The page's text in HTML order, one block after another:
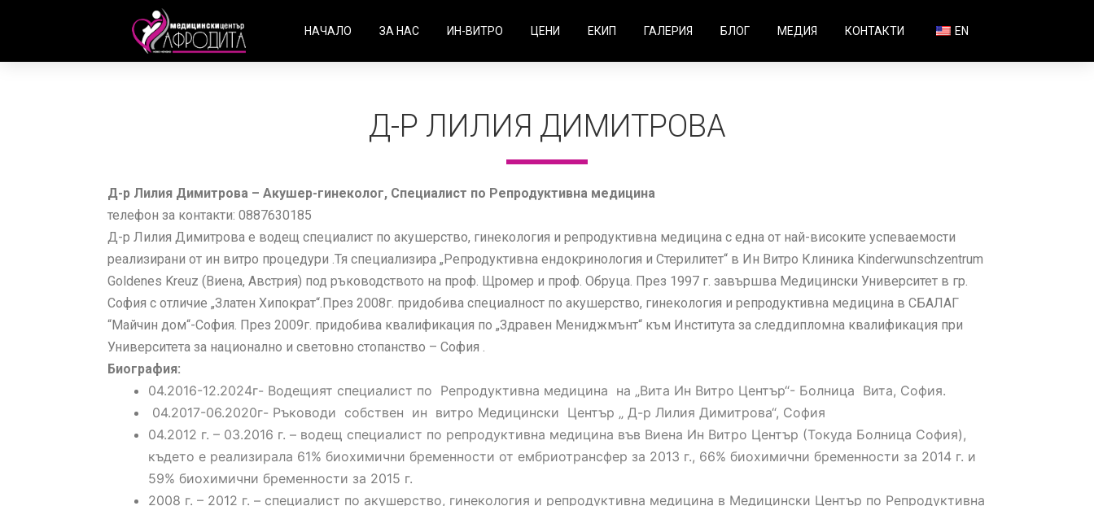
НАЧАЛО ЗА НАС ИН-ВИТРО ЦЕНИ ЕКИП ГАЛЕРИЯ БЛОГ МЕДИЯ КОНТАКТИ EN
Д-Р ЛИЛИЯ ДИМИТРОВА
Д-р Лилия Димитрова – Акушер-гинеколог, Специалист по Репродуктивна медицина
телефон за контакти: 0887630185
Д-р Лилия Димитрова е водещ специалист по акушерство, гинекология и репродуктивна медицина с една от най-високите успеваемости
реализирани от ин витро процедури .Тя специализира „Репродуктивна ендокринология и Стерилитет“ в Ин Витро Клиника Kinderwunschzentrum
Goldenes Kreuz (Виена, Австрия) под ръководството на проф. Щромер и проф. Обруца. През 1997 г. завършва Медицински Университет в гр.
София с отличие „Златен Хипократ“.През 2008г. придобива специалност по акушерство, гинекология и репродуктивна медицина в СБАЛАГ
“Майчин дом“-София. През 2009г. придобива квалификация по „Здравен Мениджмънт“ към Института за следдипломна квалификация при
Университета за национално и световно стопанство – София .
Биография:
04.2016-12.2024г- Водещият специалист по Репродуктивна медицина на „Вита Ин Витро Център“- Болница Вита, София.
04.2017-06.2020г- Ръководи собствен ин витро Медицински Център „ Д-р Лилия Димитрова“, София
04.2012 г. – 03.2016 г. – водещ специалист по репродуктивна медицина във Виена Ин Витро Център (Токуда Болница София),
където е реализирала 61% биохимични бременности от ембриотрансфер за 2013 г., 66% биохимични бременности за 2014 г. и
59% биохимични бременности за 2015 г.
2008 г. – 2012 г. – специалист по акушерство, гинекология и репродуктивна медицина в Медицински Център по Репродуктивна